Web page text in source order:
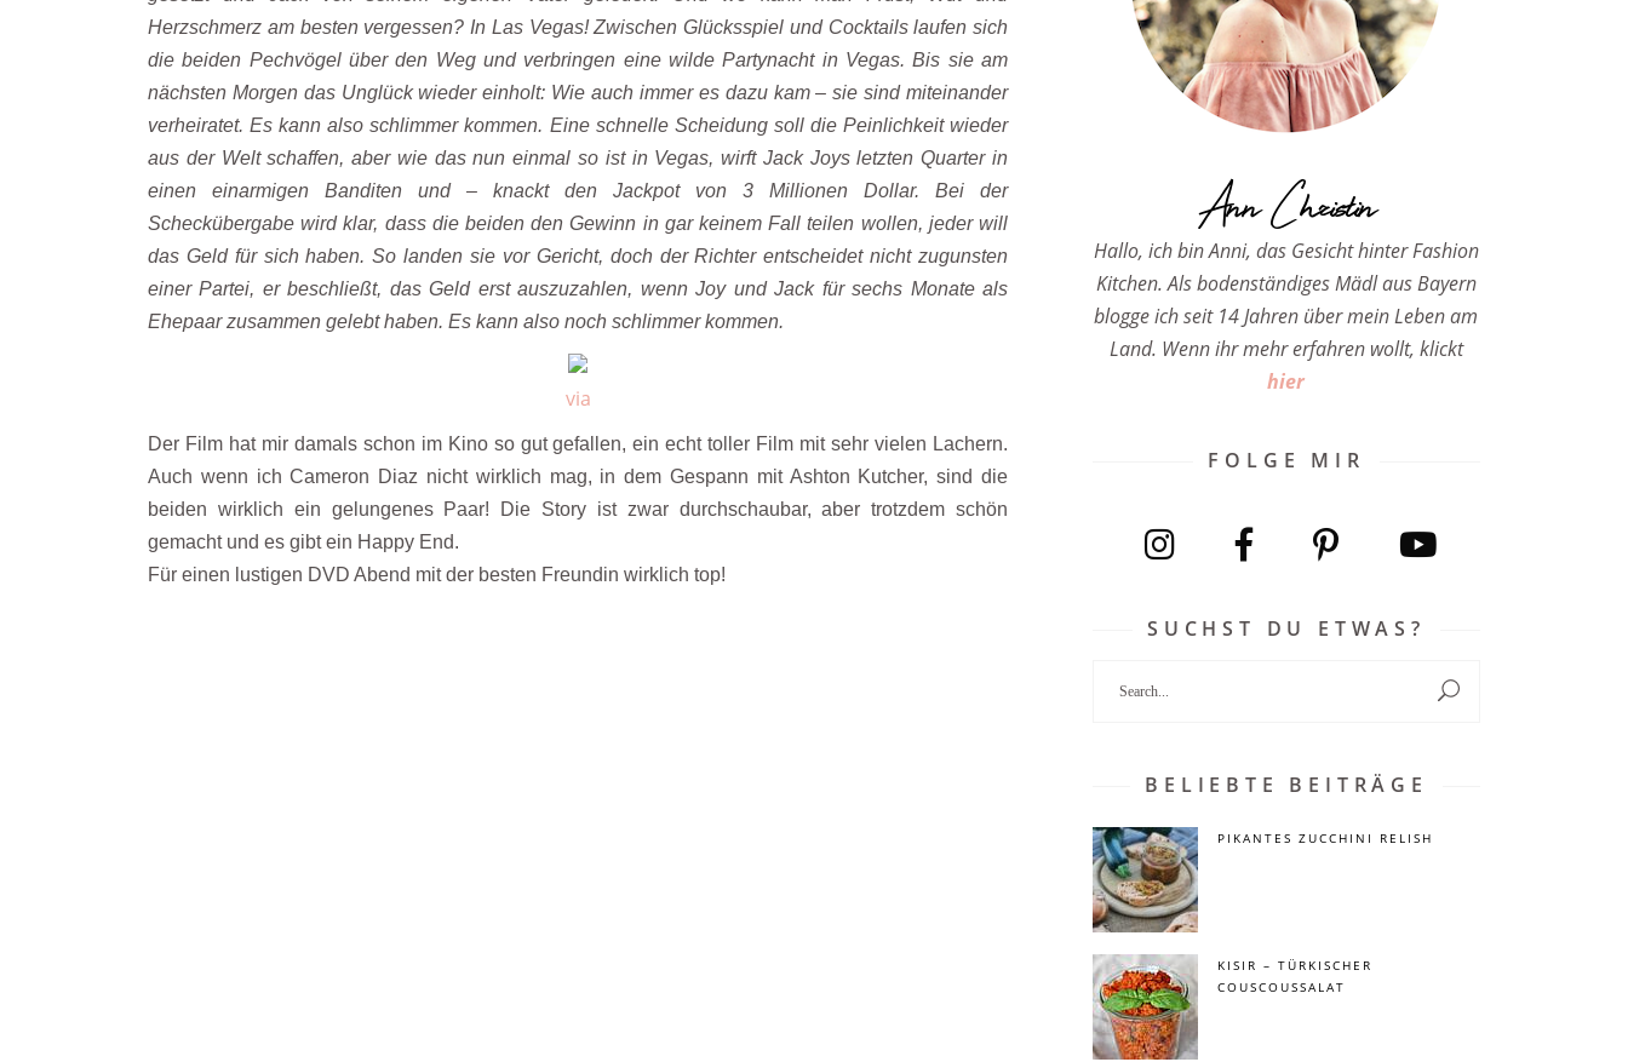
Herzschmerz am besten vergessen? In Las Vegas! Zwischen Glücksspiel und Cocktails laufen sich
die beiden Pechvögel über den Weg und verbringen eine wilde Partynacht in Vegas. Bis sie am
nächsten Morgen das Unglück wieder einholt: Wie auch immer es dazu kam – sie sind miteinander
verheiratet. Es kann also schlimmer kommen. Eine schnelle Scheidung soll die Peinlichkeit wieder
aus der Welt schaffen, aber wie das nun einmal so ist in Vegas, wirft Jack Joys letzten Quarter in
einen einarmigen Banditen und – knackt den Jackpot von 3 Millionen Dollar. Bei der
Scheckübergabe wird klar, dass die beiden den Gewinn in gar keinem Fall teilen wollen, jeder will
das Geld für sich haben. So landen sie vor Gericht, doch der Richter entscheidet nicht zugunsten
einer Partei, er beschließt, das Geld erst auszuzahlen, wenn Joy und Jack für sechs Monate als
Ehepaar zusammen gelebt haben. Es kann also noch schlimmer kommen.
via
Der Film hat mir damals schon im Kino so gut gefallen, ein echt toller Film mit sehr vielen Lachern.
Auch wenn ich Cameron Diaz nicht wirklich mag, in dem Gespann mit Ashton Kutcher, sind die
beiden wirklich ein gelungenes Paar! Die Story ist zwar durchschaubar, aber trotzdem schön
gemacht und es gibt ein Happy End.
Für einen lustigen DVD Abend mit der besten Freundin wirklich top!
Ann Christin
Hallo, ich bin Anni, das Gesicht hinter Fashion
Kitchen. Als bodenständiges Mädl aus Bayern
blogge ich seit 14 Jahren über mein Leben am
Land. Wenn ihr mehr erfahren wollt, klickt
hier
FOLGE MIR
SUCHST DU ETWAS?
BELIEBTE BEITRÄGE
PIKANTES ZUCCHINI RELISH
KISIR – TÜRKISCHER
COUSCOUSSALAT